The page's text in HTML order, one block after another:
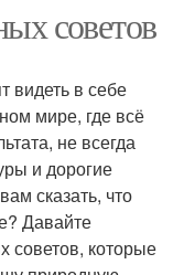
советов
видеть в себе
мире, где всё
не всегда
и дорогие
сказать, что
Давайте
советов, которые